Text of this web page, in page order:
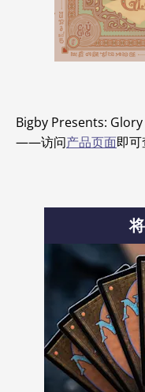
Bigby Presents:
——访问产品页面即可